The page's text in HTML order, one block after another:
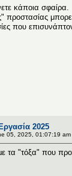
κάποια σφαίρα.
μπορεί
που
2025
05, 2025, 01:07:19 am
τα "τόξα" που